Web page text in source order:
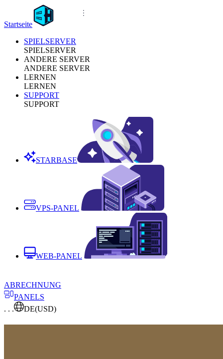
Startseite
SPIELSERVER
SPIELSERVER
ANDERE SERVER
ANDERE SERVER
LERNEN
LERNEN
SUPPORT
SUPPORT
STARBASE
VPS-PANEL
WEB-PANEL
ABRECHNUNG
PANELS
. . .
DE(USD)